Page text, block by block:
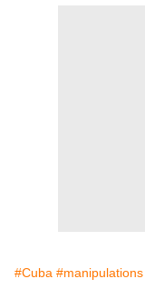
#Cuba #manipulations